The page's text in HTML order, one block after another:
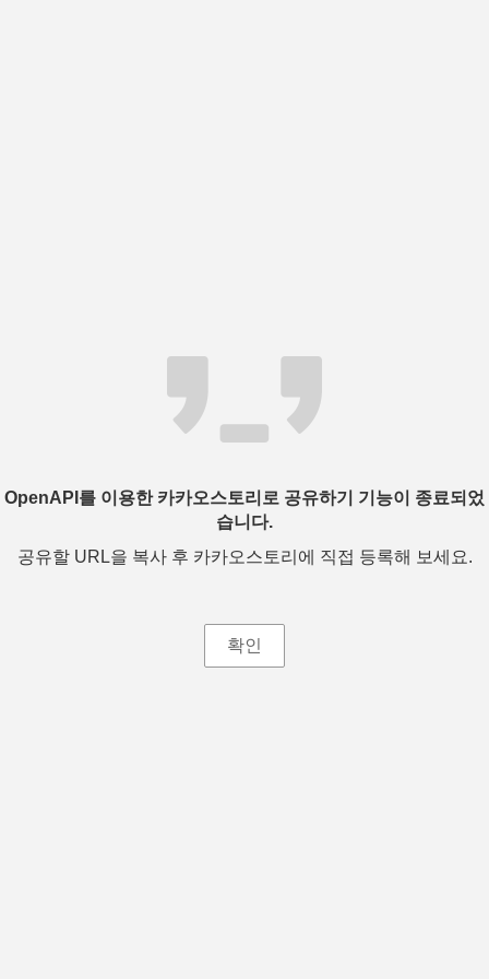
OpenAPI를 이용한 카카오스토리로 공유하기 기능이 종료되었
습니다.
공유할 URL을 복사 후 카카오스토리에 직접 등록해 보세요.
확인